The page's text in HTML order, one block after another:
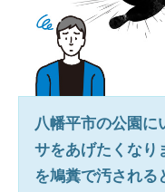
八幡平市の公園に
サをあげたくなり
を鳩糞で汚される